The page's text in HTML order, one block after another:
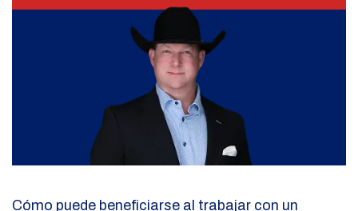
Cómo puede beneficiarse al trabajar con un